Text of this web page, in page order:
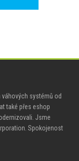
váhových systémů od
také přes eshop
Jsme
Spokojenost